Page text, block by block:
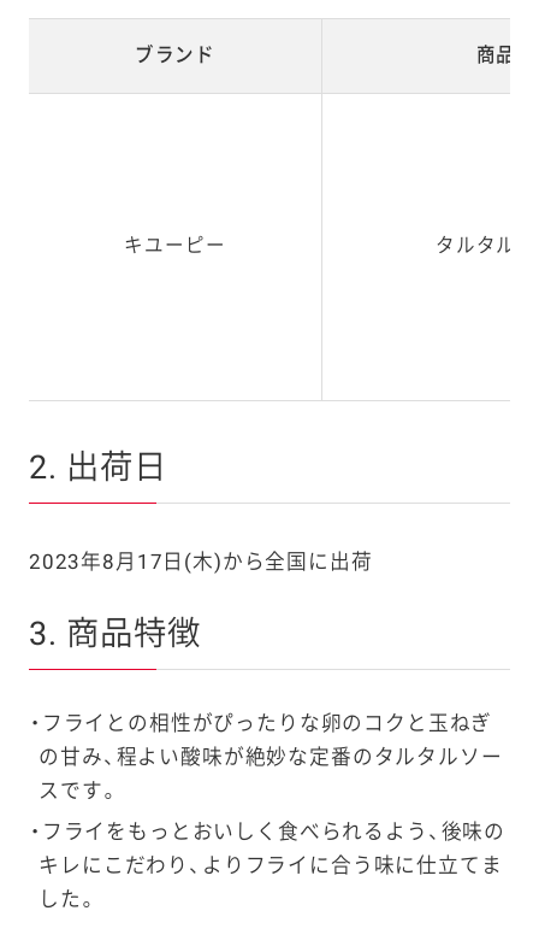
ブランド 商品名
キユーピー タルタル
2. 出荷日
2023年8月17日(木)から全国に出荷
3. 商品特徴
フライとの相性がぴったりな卵のコクと玉ねぎ
の甘み、程よい酸味が絶妙な定番のタルタルソー
スです。
フライをもっとおいしく食べられるよう、後味の
キレにこだわり、よりフライに合う味に仕立てま
した。